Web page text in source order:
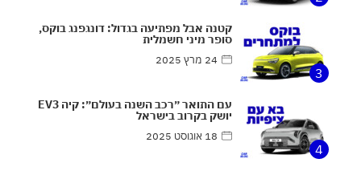
3
קטנה אבל מפתיעה בגדול: דונגפנג בוקס,
סופר מיני חשמלית
24 מרץ 2025
4
עם התואר ״רכב השנה בעולם״: קיה EV3
יושק בקרוב בישראל
18 אוגוסט 2025